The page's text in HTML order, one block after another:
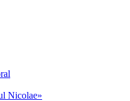
Nicolae»